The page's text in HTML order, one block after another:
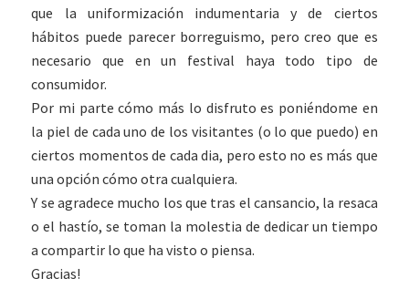
que la uniformización indumentaria y de ciertos
hábitos puede parecer borreguismo, pero creo que es
necesario que en un festival haya todo tipo de
consumidor.
Por mi parte cómo más lo disfruto es poniéndome en
la piel de cada uno de los visitantes (o lo que puedo) en
ciertos momentos de cada dia, pero esto no es más que
una opción cómo otra cualquiera.
Y se agradece mucho los que tras el cansancio, la resaca
o el hastío, se toman la molestia de dedicar un tiempo
a compartir lo que ha visto o piensa.
Gracias!